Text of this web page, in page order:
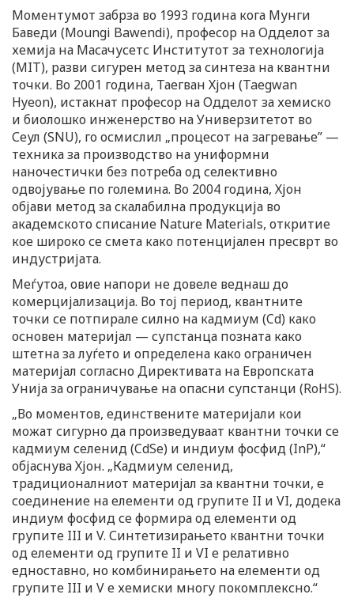
Моментумот забрза во 1993 година кога Мунги
Баведи (Moungi Bawendi), професор на Одделот за
хемија на Масачусетс Институтот за технологија
(MIT), разви сигурен метод за синтеза на квантни
точки. Во 2001 година, Таегван Хјон (Taegwan
Hyeon), истакнат професор на Одделот за хемиско
и биолошко инженерство на Универзитетот во
Сеул (SNU), го осмислил „процесот на загревање” —
техника за производство на униформни
наночестички без потреба од селективно
одвојување по големина. Во 2004 година, Хјон
објави метод за скалабилна продукција во
академското списание Nature Materials, откритие
кое широко се смета како потенцијален пресврт во
индустријата.
Меѓутоа, овие напори не довеле веднаш до
комерцијализација. Во тој период, квантните
точки се потпирале силно на кадмиум (Cd) како
основен материјал — супстанца позната како
штетна за луѓето и определена како ограничен
материјал согласно Директивата на Европската
Унија за ограничување на опасни супстанци (RoHS).
„Во моментов, единствените материјали кои
можат сигурно да произведуваат квантни точки се
кадмиум селенид (CdSe) и индиум фосфид (InP),“
објаснува Хјон. „Кадмиум селенид,
традиционалниот материјал за квантни точки, е
соединение на елементи од групите II и VI, додека
индиум фосфид се формира од елементи од
групите III и V. Синтетизирањето квантни точки
од елементи од групите II и VI е релативно
едноставно, но комбинирањето на елементи од
групите III и V е хемиски многу покомплексно.“